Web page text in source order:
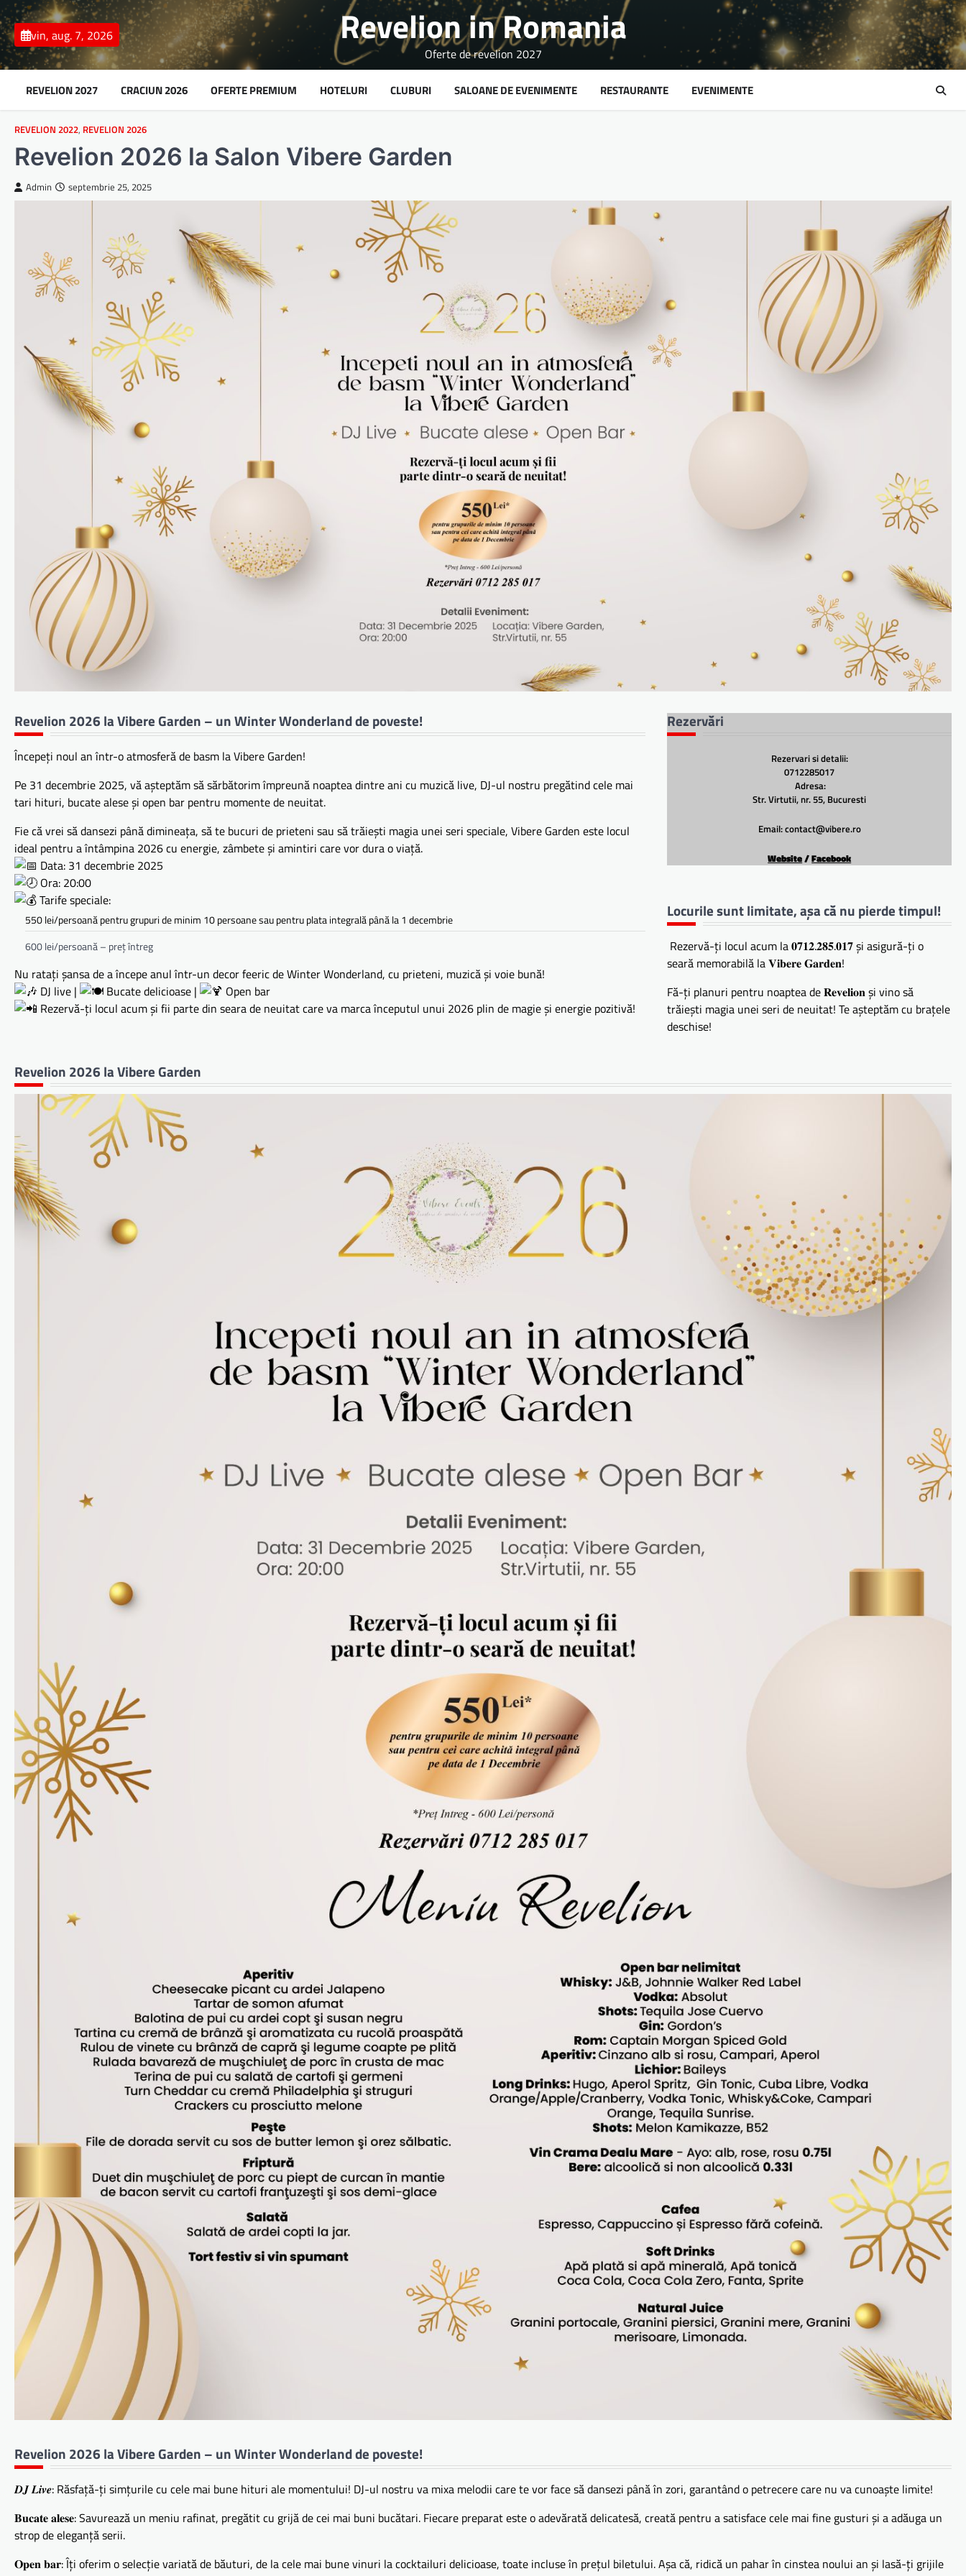
Skip
to
contentvin, aug. 7, 2026 Revelion in Romania
Oferte de revelion 2027
REVELION 2027 CRACIUN 2026 OFERTE PREMIUM HOTELURI CLUBURI SALOANE DE EVENIMENTE RESTAURANTE EVENIMENTE
REVELION 2022, REVELION 2026
Revelion 2026 la Salon Vibere Garden
Admin septembrie 25, 2025
Revelion 2026 la Vibere Garden – un Winter Wonderland de poveste!
Începeți noul an într-o atmosferă de basm la Vibere Garden!
Pe 31 decembrie 2025, vă așteptăm să sărbătorim împreună noaptea dintre ani cu muzică live, DJ-ul nostru pregătind cele mai
tari hituri, bucate alese și open bar pentru momente de neuitat.
Fie că vrei să dansezi până dimineața, să te bucuri de prieteni sau să trăiești magia unei seri speciale, Vibere Garden este locul
ideal pentru a întâmpina 2026 cu energie, zâmbete și amintiri care vor dura o viață.
Data: 31 decembrie 2025
Ora: 20:00
Tarife speciale:
550 lei/persoană pentru grupuri de minim 10 persoane sau pentru plata integrală până la 1 decembrie
600 lei/persoană – preț întreg
Nu ratați șansa de a începe anul într-un decor feeric de Winter Wonderland, cu prieteni, muzică și voie bună!
DJ live |
Bucate delicioase |
Open bar
Rezervă-ți locul acum și fii parte din seara de neuitat care va marca începutul unui 2026 plin de magie și energie pozitivă!
Rezervări
Rezervari si detalii:
0712285017
Adresa:
Str. Virtutii, nr. 55, Bucuresti
Email: contact@vibere.ro
Website/Facebook
Locurile sunt limitate, așa că nu pierde timpul!
Rezervă-ți locul acum la 𝟎𝟕𝟏𝟐.𝟐𝟖𝟓.𝟎𝟏𝟕 și asigură-ți o
seară memorabilă la 𝐕𝐢𝐛𝐞𝐫𝐞 𝐆𝐚𝐫𝐝𝐞𝐧!
Fă-ți planuri pentru noaptea de 𝐑𝐞𝐯𝐞𝐥𝐢𝐨𝐧 și vino să
trăiești magia unei seri de neuitat! Te așteptăm cu brațele
deschise!
Revelion 2026 la Vibere Garden
Revelion 2026 la Vibere Garden – un Winter Wonderland de poveste!
𝑫𝑱 𝑳𝒊𝒗𝒆: Răsfață-ți simțurile cu cele mai bune hituri ale momentului! DJ-ul nostru va mixa melodii care te vor face să dansezi până în zori, garantând o petrecere care nu va cunoaște limite!
𝐁𝐮𝐜𝐚𝐭𝐞 𝐚𝐥𝐞𝐬𝐞: Savurează un meniu rafinat, pregătit cu grijă de cei mai buni bucătari. Fiecare preparat este o adevărată delicatesă, creată pentru a satisface cele mai fine gusturi și a adăuga un
strop de eleganță serii.
𝐎𝐩𝐞𝐧 𝐛𝐚𝐫: Îți oferim o selecție variată de băuturi, de la cele mai bune vinuri la cocktailuri delicioase, toate incluse în prețul biletului. Așa că, ridică un pahar în cinstea noului an și lasă-ți grijile